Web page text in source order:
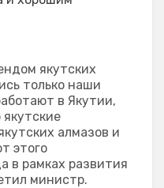
якутских
только наши
в Якутии,
алмазов и
этого
в рамках развития
министр.